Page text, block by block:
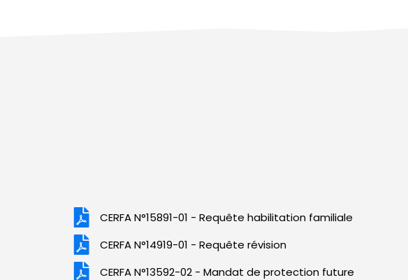
CERFA N°15891-01 - Requête habilitation familiale
CERFA N°14919-01 - Requête révision
CERFA N°13592-02 - Mandat de protection future